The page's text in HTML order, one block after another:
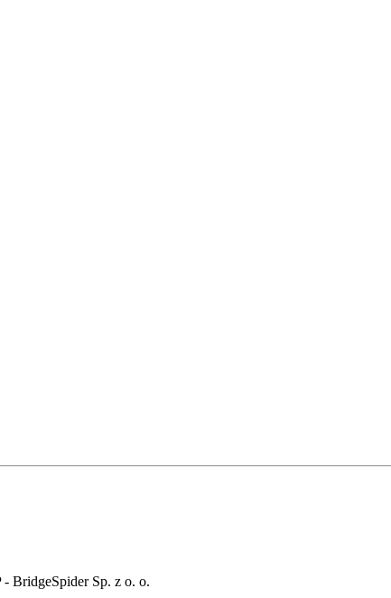
BridgeSpider Sp. z o. o.